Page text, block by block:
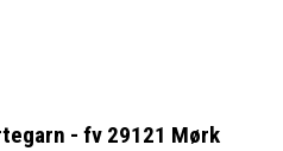
- fv 29121 Mørk